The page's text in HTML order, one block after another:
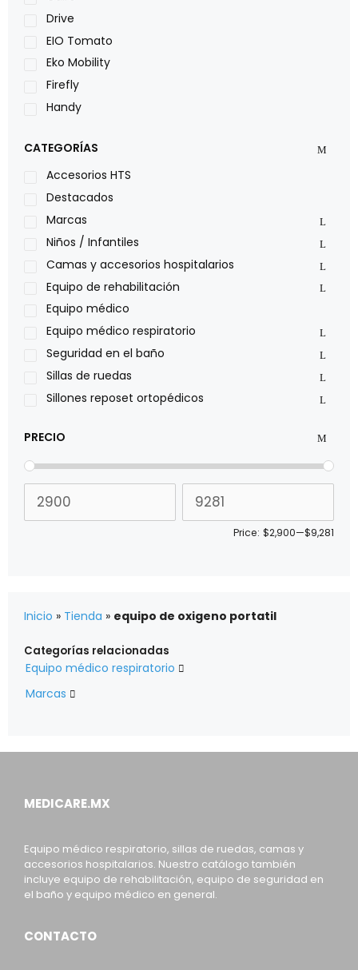
Drive
EIO Tomato
Eko Mobility
Firefly
Handy
Leggero
Lumex
Medical Store
Nidek
Oxiplus
Philips
Pride
Roho
Sillas de ruedas Everest Jennings
Stealth products
Xiehe Medical
CATEGORÍAS
Accesorios HTS
Destacados
Marcas
Niños / Infantiles
Camas y accesorios hospitalarios
Equipo de rehabilitación
Equipo médico
Equipo médico respiratorio
Seguridad en el baño
Sillas de ruedas
Sillones reposet ortopédicos
PRECIO
Price: $2,900—$9,281
Inicio » Tienda » equipo de oxigeno portatil
Categorías relacionadas
Equipo médico respiratorio 
Marcas 
MEDICARE.MX
Equipo médico respiratorio, sillas de ruedas, camas y
accesorios hospitalarios. Nuestro catálogo también
incluye equipo de rehabilitación, equipo de seguridad en
el baño y equipo médico en general.
CONTACTO